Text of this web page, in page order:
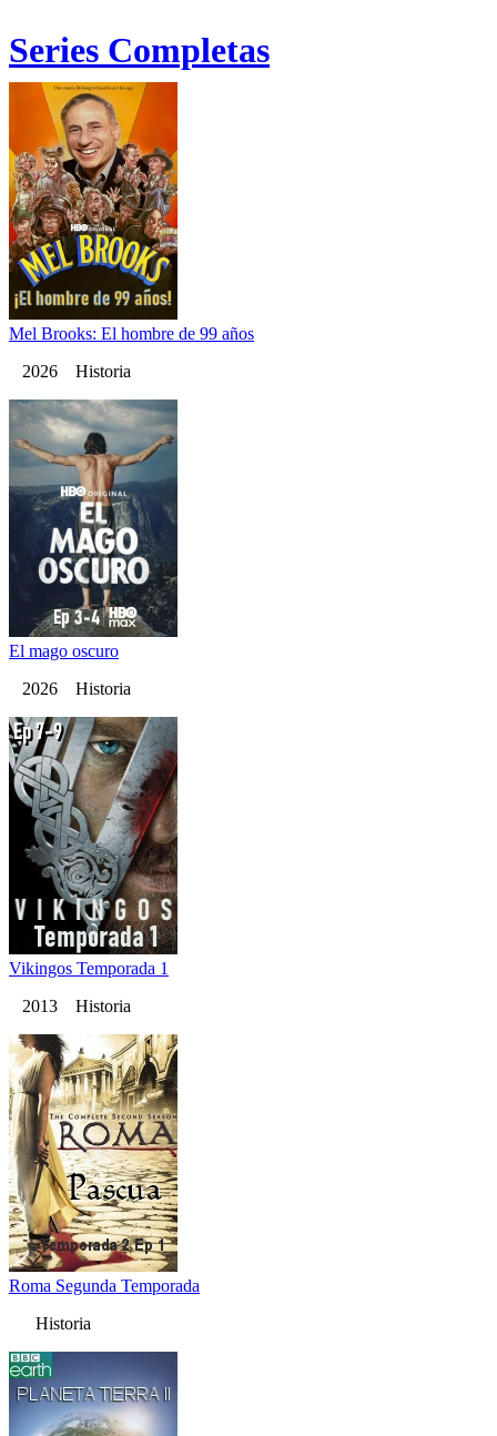
Series Completas
Mel Brooks: El hombre de 99 años
2026 Historia
El mago oscuro
2026 Historia
Vikingos Temporada 1
2013 Historia
Roma Segunda Temporada
Historia